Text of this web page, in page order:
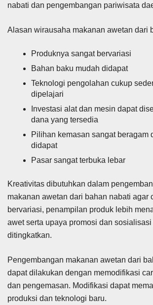
nabati dan pengembangan pariwisata
Alasan wirausaha makanan awetan dari
Produknya sangat bervariasi
Bahan baku mudah didapat
Teknologi pengolahan cukup
dipelajari
Investasi alat dan mesin dapat
dana yang tersedia
Pilihan kemasan sangat beragam
didapat
Pasar sangat terbuka lebar
Kreativitas dibutuhkan dalam
makanan awetan dari bahan nabati agar
bervariasi, penampilan produk lebih
awet serta upaya promosi dan
ditingkatkan.
Pengembangan makanan awetan dari
dapat dilakukan dengan memodifikasi
dan pengemasan. Modifikasi dapat
produksi dan teknologi baru.